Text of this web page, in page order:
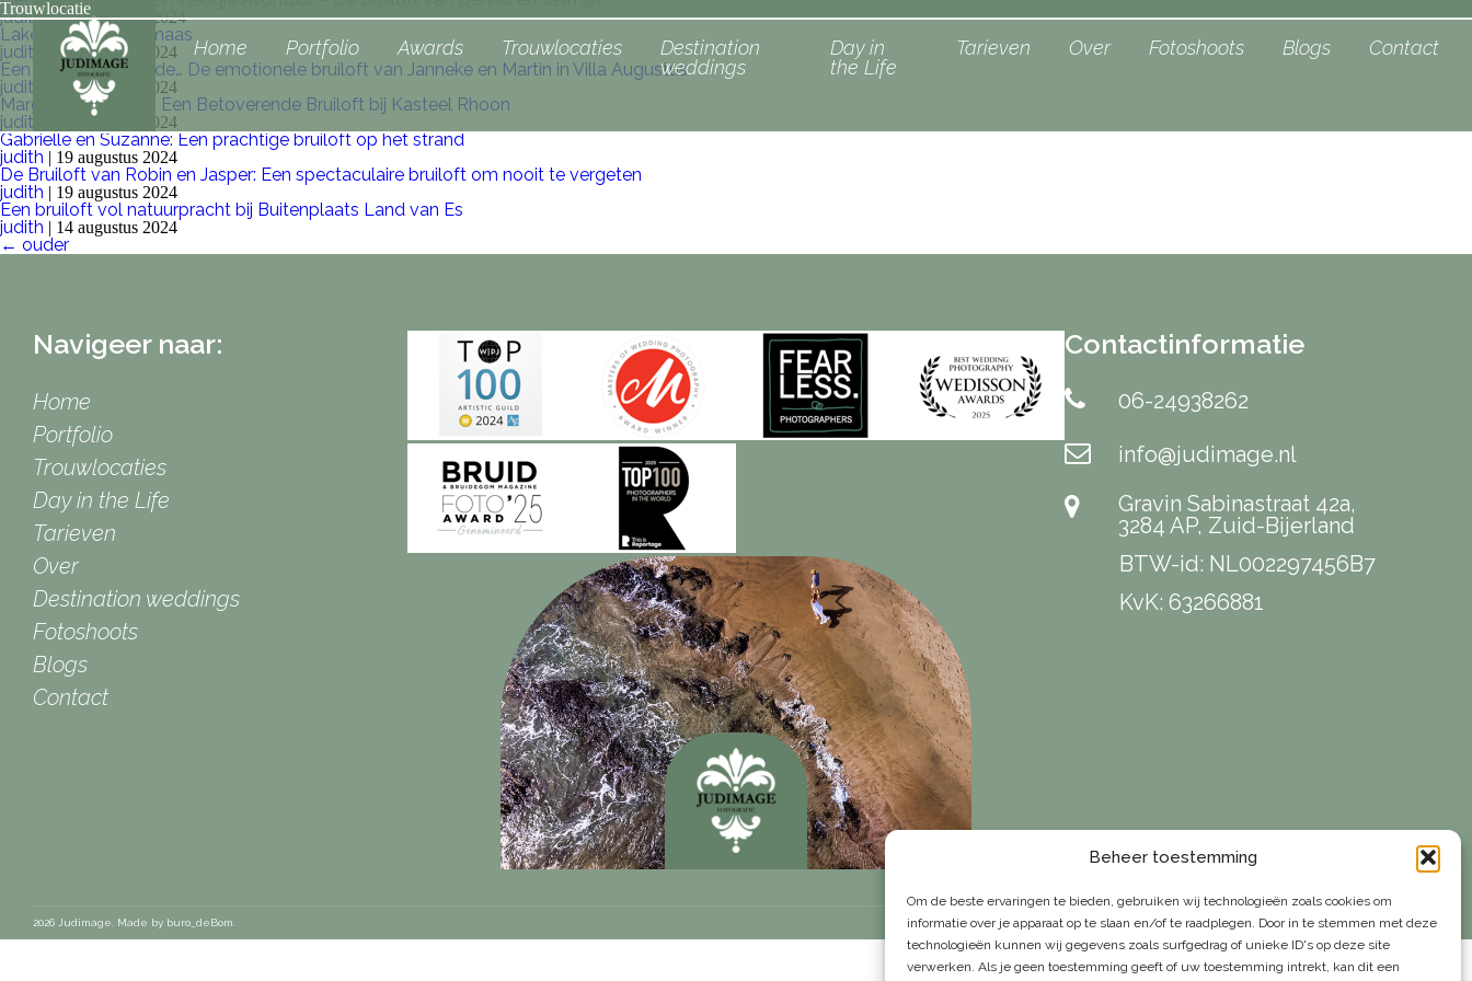
Beheer toestemming
Om de beste ervaringen te bieden, gebruiken wij technologieën zoals cookies om
informatie over je apparaat op te slaan en/of te raadplegen. Door in te stemmen met deze
technologieën kunnen wij gegevens zoals surfgedrag of unieke ID's op deze site
verwerken. Als je geen toestemming geeft of uw toestemming intrekt, kan dit een
Home Portfolio Awards Trouwlocaties
Destination
weddings
Day in
the Life
Tarieven Over Fotoshoots Blogs Contact
Trouwlocatie
judith |12 november 2024
Lakehouse Binnenmaas
judith
26 augustus 2024
Een ode aan de liefde… De emotionele bruiloft van Janneke en Martin in Villa Augustus
judith
21 augustus 2024
Margarita en Roald: Een Betoverende Bruiloft bij Kasteel Rhoon
judith
21 augustus 2024
Gabriëlle en Suzanne: Een prachtige bruiloft op het strand
judith | 19 augustus 2024
De Bruiloft van Robin en Jasper: Een spectaculaire bruiloft om nooit te vergeten
judith | 19 augustus 2024
Een bruiloft vol natuurpracht bij Buitenplaats Land van Es
judith | 14 augustus 2024
Berichtennavigatie
← ouder
Navigeer naar:
Home
Portfolio
Trouwlocaties
Day in the Life
Tarieven
Over
Destination weddings
Fotoshoots
Blogs
Contact
Contactinformatie
06-24938262
info@judimage.nl
Gravin Sabinastraat 42a,
3284 AP, Zuid-Bijerland
BTW-id: NL002297456B7
KvK: 63266881
2026 Judimage. Made by buro_deBom. Algemene voorwaarden Privacyverklaring